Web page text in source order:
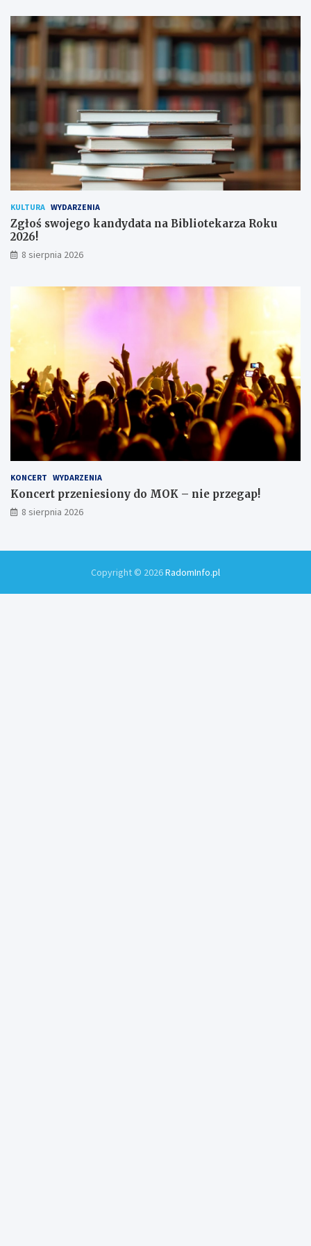
a
n
!
d
y
h
u
ż
o
n
i
ó
w
KULTURA WYDARZENIA
Zgłoś swojego kandydata na Bibliotekarza Roku
2026!
8 sierpnia 2026
KONCERT WYDARZENIA
Koncert przeniesiony do MOK – nie przegap!
8 sierpnia 2026
Copyright © 2026RadomInfo.pl